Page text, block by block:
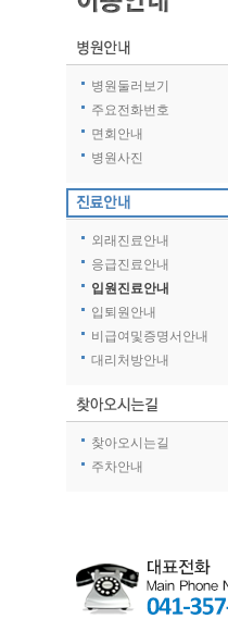
병원둘러보기
주요전화번호
면회안내
병원사진
외래진료안내
응급진료안내
입원진료안내
입퇴원안내
비급여및증명서안내
대리처방안내
찾아오시는길
주차안내